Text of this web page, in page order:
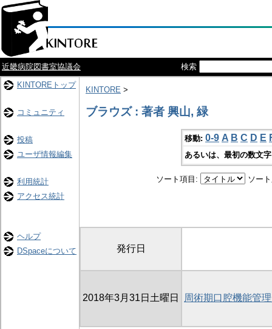
近畿病院図書室協議会
検索
KINTOREトップ
コミュニティ
投稿
ユーザ情報編集
利用統計
アクセス統計
ヘルプ
DSpaceについて
KINTORE >
ブラウズ : 著者 興山, 緑
移動: 0-9 A B C D E
あるいは、最初の数文
ソート項目: ソー
発行日
2018年3月31日土曜日 周術期口腔機能管